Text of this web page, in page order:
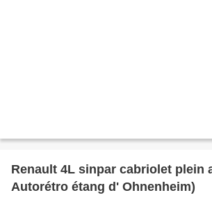
Renault 4L sinpar cabriolet plein
Autorétro étang d' Ohnenheim)